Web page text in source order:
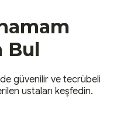
Bul
güvenilir ve tecrübeli
ustaları keşfedin.